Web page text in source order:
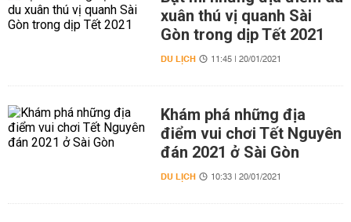
xuân thú vị quanh Sài
Gòn trong dịp Tết 2021
DU LỊCH 11:45 | 20/01/2021
Khám phá những địa
điểm vui chơi Tết Nguyên
đán 2021 ở Sài Gòn
DU LỊCH 10:33 | 20/01/2021